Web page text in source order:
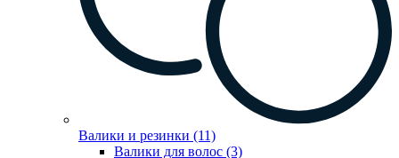
Валики и резинки (11)
Валики для волос (3)